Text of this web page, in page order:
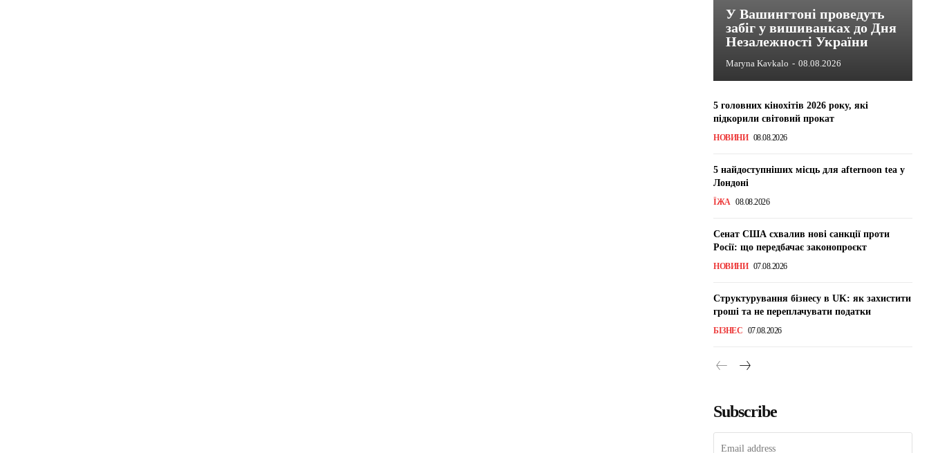
У Вашингтоні проведуть
забіг у вишиванках до Дня
Незалежності України
Maryna Kavkalo - 08.08.2026
5 головних кінохітів 2026 року, які
підкорили світовий прокат
НОВИНИ 08.08.2026
5 найдоступніших місць для afternoon tea у
Лондоні
ЇЖА 08.08.2026
Сенат США схвалив нові санкції проти
Росії: що передбачає законопроєкт
НОВИНИ 07.08.2026
Структурування бізнесу в UK: як захистити
гроші та не переплачувати податки
БІЗНЕС 07.08.2026
Subscribe